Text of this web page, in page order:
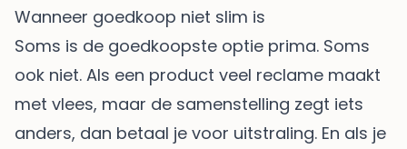
Wanneer goedkoop niet slim is
Soms is de goedkoopste optie prima. Soms
ook niet. Als een product veel reclame maakt
met vlees, maar de samenstelling zegt iets
anders, dan betaal je voor uitstraling. En als je